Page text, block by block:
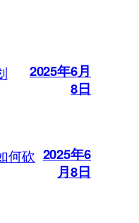
2025年6月
8日
何砍 2025年6
月8日